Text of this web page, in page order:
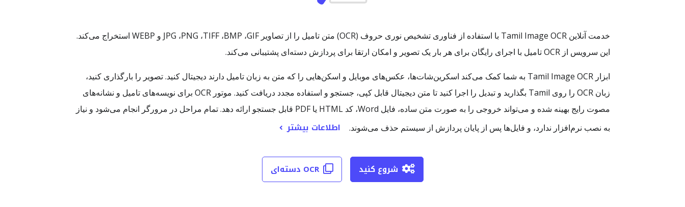
خدمت آنلاین Tamil Image OCR با استفاده از فناوری تشخیص نوری حروف (OCR) متن تامیل را از تصاویر ‎JPG ،PNG ،TIFF ،BMP ،GIF و WEBP استخراج می‌کند.
این سرویس از OCR تامیل با اجرای رایگان برای هر بار یک تصویر و امکان ارتقا برای پردازش دسته‌ای پشتیبانی می‌کند.
ابزار Tamil Image OCR به شما کمک می‌کند اسکرین‌شات‌ها، عکس‌های موبایل و اسکن‌هایی را که متن به زبان تامیل دارند دیجیتال کنید. تصویر را بارگذاری کنید،
زبان OCR را روی Tamil بگذارید و تبدیل را اجرا کنید تا متن دیجیتال قابل کپی، جستجو و استفاده مجدد دریافت کنید. موتور OCR برای نویسه‌های تامیل و نشانه‌های
مصوت رایج بهینه شده و می‌تواند خروجی را به صورت متن ساده، فایل Word، کد HTML یا PDF قابل جستجو ارائه دهد. تمام مراحل در مرورگر انجام می‌شود و نیاز
به نصب نرم‌افزار ندارد، و فایل‌ها پس از پایان پردازش از سیستم حذف می‌شوند.
اطلاعات بیشتر
OCR دسته‌ای شروع کنید